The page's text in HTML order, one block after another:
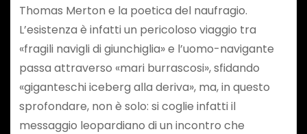
Thomas Merton e la poetica del naufragio.
L’esistenza è infatti un pericoloso viaggio tra
«fragili navigli di giunchiglia» e l’uomo-navigante
passa attraverso «mari burrascosi», sfidando
«giganteschi iceberg alla deriva», ma, in questo
sprofondare, non è solo: si coglie infatti il
messaggio leopardiano di un incontro che